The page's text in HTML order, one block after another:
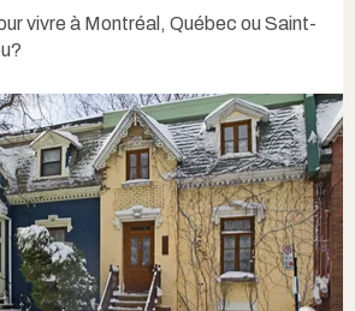
vivre à Montréal, Québec ou Saint-